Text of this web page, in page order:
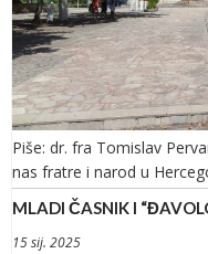
Piše: dr. fra Tomislav
nas fratre i narod u
MLADI ČASNIK I
15 sij. 2025